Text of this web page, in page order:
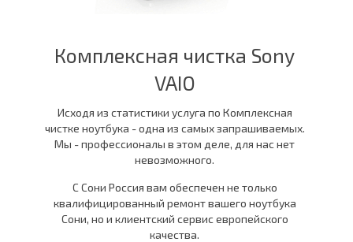
Комплексная чистка Sony
VAIO
Исходя из статистики услуга по Комплексная
чистке ноутбука - одна из самых запрашиваемых.
Мы - профессионалы в этом деле, для нас нет
невозможного.
С Сони Россия вам обеспечен не только
квалифицированный ремонт вашего ноутбука
Сони, но и клиентский сервис европейского
качества.